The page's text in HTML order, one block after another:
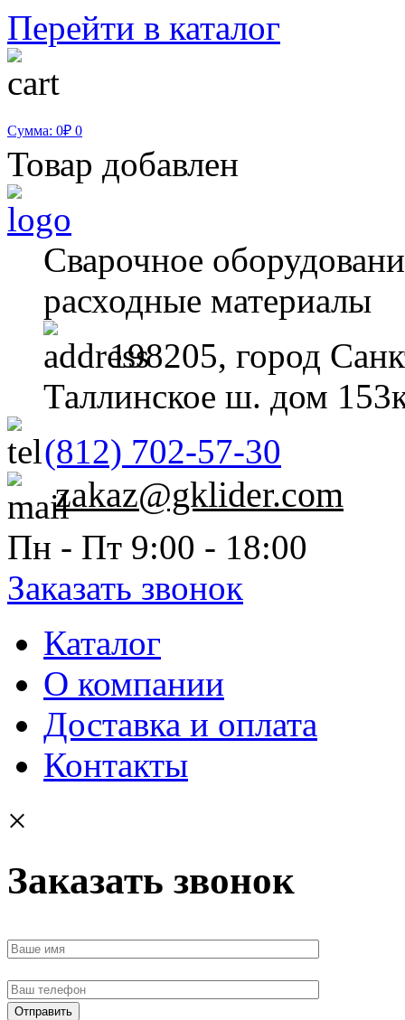
Перейти в каталог
Сумма: 0₽ 0
Товар добавлен
Сварочное
расходные материалы
198205, город
Таллинское ш. дом
(812) 702-57-30
zakaz@gklider.com
Пн - Пт 9:00 - 18:00
Заказать звонок
Каталог
О компании
Доставка и оплата
Контакты
×
Заказать звонок